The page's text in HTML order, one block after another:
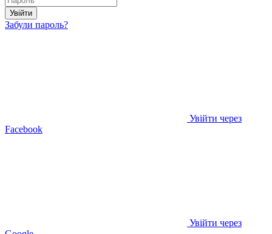
Увійти
Забули пароль?
Увійти через
Facebook
Увійти через